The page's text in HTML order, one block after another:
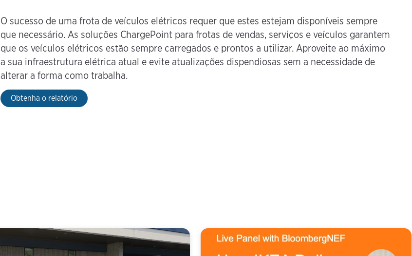
O sucesso de uma frota de veículos elétricos requer que estes estejam disponíveis sempre
que necessário. As soluções ChargePoint para frotas de vendas, serviços e veículos garantem
que os veículos elétricos estão sempre carregados e prontos a utilizar. Aproveite ao máximo
a sua infraestrutura elétrica atual e evite atualizações dispendiosas sem a necessidade de
alterar a forma como trabalha.
Obtenha o relatório